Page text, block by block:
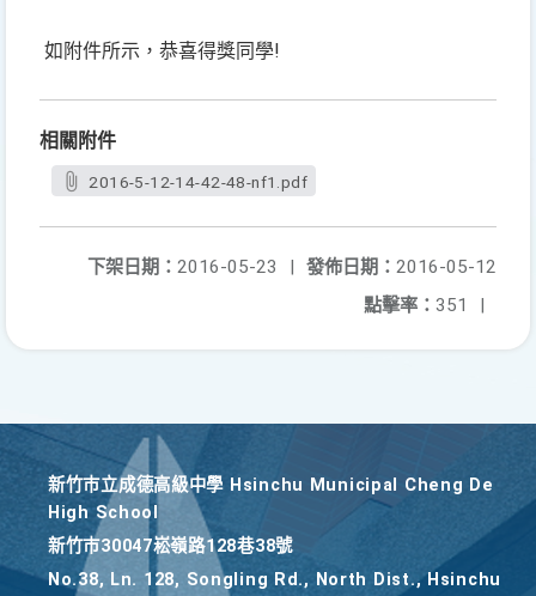
如附件所示，恭喜得獎同學!
相關附件
2016-5-12-14-42-48-nf1.pdf
發佈日期： 2016-05-12
下架日期： 2016-05-23
|
點擊率： 351 |
新竹巿立成德高級中學 Hsinchu Municipal Cheng De
High School
新竹巿30047崧嶺路128巷38號
No.38, Ln. 128, Songling Rd., North Dist., Hsinchu